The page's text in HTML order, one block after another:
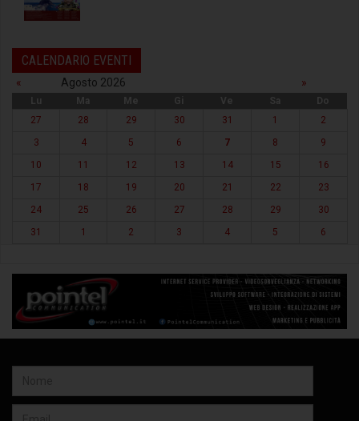
CALENDARIO EVENTI
« Agosto 2026 »
Lu Ma Me Gi Ve Sa
Do
27
28 29 30 31 1
2
3
4 5 6 7 8
9
10
11 12 13 14 15
16
17
18 19 20 21 22
23
24
25 26 27 28 29
30
31
1 2 3 4 5 6